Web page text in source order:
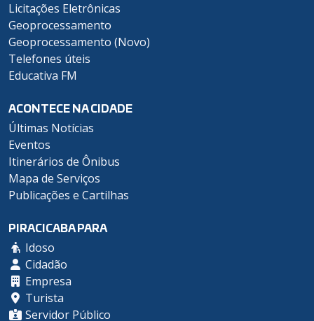
Licitações Eletrônicas
Geoprocessamento
Geoprocessamento (Novo)
Telefones úteis
Educativa FM
ACONTECE NA CIDADE
Últimas Notícias
Eventos
Itinerários de Ônibus
Mapa de Serviços
Publicações e Cartilhas
PIRACICABA PARA
Idoso
Cidadão
Empresa
Turista
Servidor Público